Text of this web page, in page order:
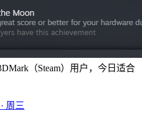
（Steam）用户，今日适合
周三